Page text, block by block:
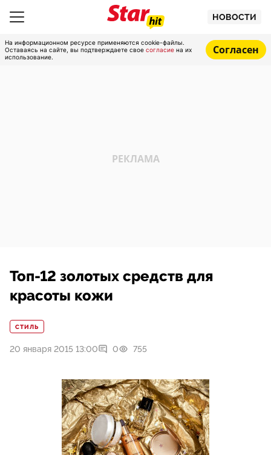
НОВОСТИ
На информационном ресурсе применяются cookie-файлы.
Оставаясь на сайте, вы подтверждаете свое согласие на их
использование.
Согласен
Топ-12 золотых средств для
красоты кожи
СТИЛЬ
20 января 2015 13:00 0 755